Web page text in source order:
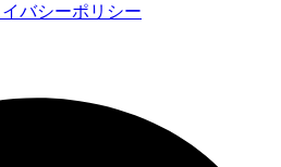
バシーポリシー